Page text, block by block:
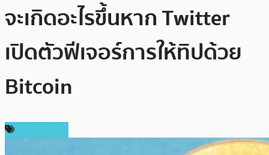
จะเกิดอะไรขึ้นหาก Twitter
เปิดตัวฟีเจอร์การให้ทิปด้วย
Bitcoin